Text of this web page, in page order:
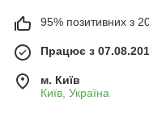
95% позитивних з 20
Працює з
м. Київ
Київ, Україна